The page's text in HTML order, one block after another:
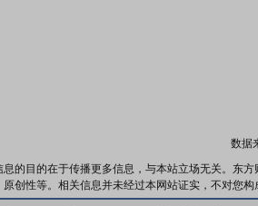
数据
息的目的在于传播更多信息，与本站立场无关。东
创性等。相关信息并未经过本网站证实，不对您